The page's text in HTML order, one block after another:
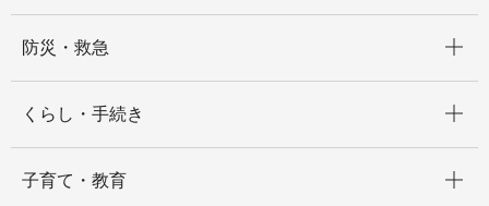
防災・救急
くらし・手続き
子育て・教育